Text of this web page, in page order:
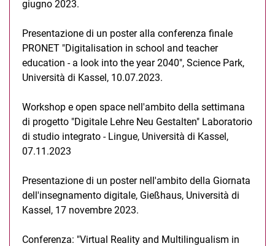
giugno 2023.
Presentazione di un poster alla conferenza finale
PRONET "Digitalisation in school and teacher
education - a look into the year 2040", Science Park,
Università di Kassel, 10.07.2023.
Workshop e open space nell'ambito della settimana
di progetto "Digitale Lehre Neu Gestalten" Laboratorio
di studio integrato - Lingue, Università di Kassel,
07.11.2023
Presentazione di un poster nell'ambito della Giornata
dell'insegnamento digitale, Gießhaus, Università di
Kassel, 17 novembre 2023.
Conferenza: "Virtual Reality and Multilingualism in